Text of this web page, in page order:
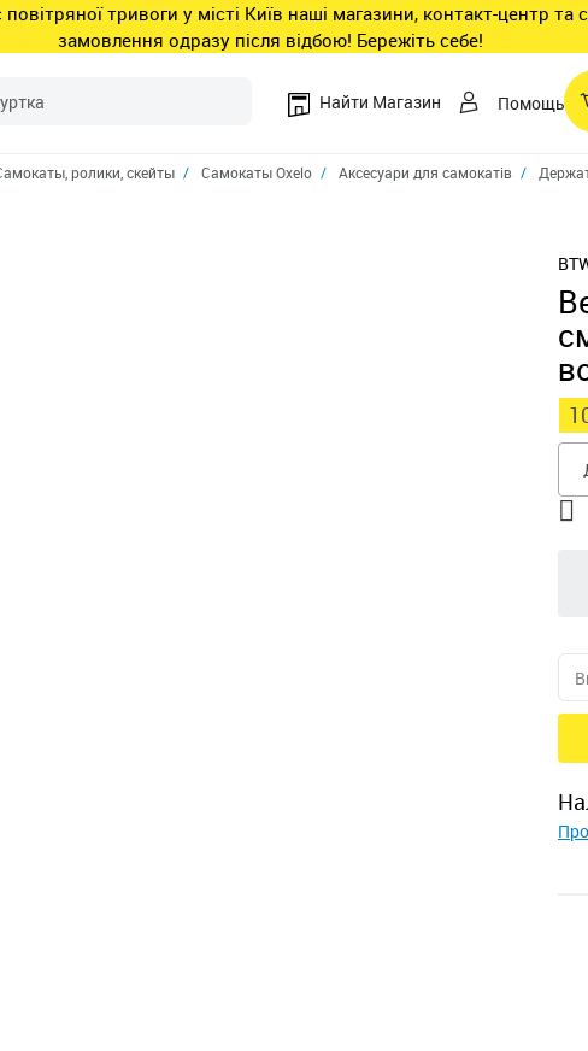
повітряної тривоги у місті Київ наші магазини, контакт-центр
замовлення одразу після відбою! Бережіть себе!
Найти Магазин Помощь
ролики, скейты Самокаты Oxelo Аксесуари для самокатів
Велосипедний тримач для
